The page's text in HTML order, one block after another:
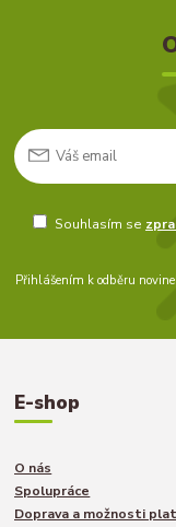
Souhlasím se
Přihlášením k odběru
E-shop
O nás
Spolupráce
Doprava a možnosti